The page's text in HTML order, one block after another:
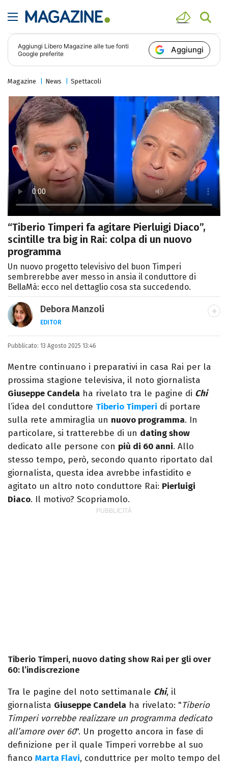
Aggiungi Libero Magazine alle tue fonti
Google preferite
Aggiungi
Magazine News Spettacoli
“Tiberio Timperi fa agitare Pierluigi Diaco”,
scintille tra big in Rai: colpa di un nuovo
programma
Un nuovo progetto televisivo del buon Timperi
sembrerebbe aver messo in ansia il conduttore di
BellaMà: ecco nel dettaglio cosa sta succedendo.
Debora Manzoli
EDITOR
LINKEDIN
INSTAGRAM FACEBOOK SITO
Scrittrice, copywriter, editor e pubblicista
mantovana, laureata in Lettere, Cinema e
Tv. Ha due libri all’attivo e ama la scrittura
alla follia.
Pubblicato: 13 Agosto 2025 13:46
Mentre continuano i preparativi in casa Rai per la
prossima stagione televisiva, il noto giornalista
Giuseppe Candela ha rivelato tra le pagine di Chi
l’idea del conduttore Tiberio Timperi di portare
sulla rete ammiraglia un nuovo programma. In
particolare, si tratterebbe di un dating show
dedicato alle persone con più di 60 anni. Allo
stesso tempo, però, secondo quanto riportato dal
giornalista, questa idea avrebbe infastidito e
agitato un altro noto conduttore Rai: Pierluigi
Diaco. Il motivo? Scopriamolo.
Tiberio Timperi, nuovo dating show Rai per gli over
60: l’indiscrezione
Tra le pagine del noto settimanale Chi, il
giornalista Giuseppe Candela ha rivelato: "Tiberio
Timperi vorrebbe realizzare un programma dedicato
all’amore over 60". Un progetto ancora in fase di
definizione per il quale Timperi vorrebbe al suo
fianco Marta Flavi, conduttrice per molto tempo del